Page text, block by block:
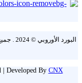
البورد الأوروبي © 2024 . جميع الحقوق محفوظة |
| Developed By CNX